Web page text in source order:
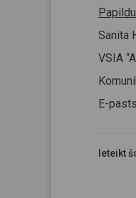
Sanita
VSIA
E-
Ieteikt